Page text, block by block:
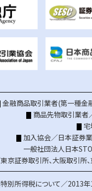
金融商品取引業者(第一種金
商品先物取引業者
宅
加入協会／日本証券
一般社団法人日本
東京証券取引所、大阪取引所、
別所得税について／2013年